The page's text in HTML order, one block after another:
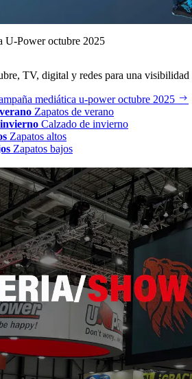
U‑Power octubre 2025
TV, digital y redes para una
mediática u‑power octubre 2025
Zapatos de verano
Calzado de invierno
Zapatos altos
Zapatos bajos